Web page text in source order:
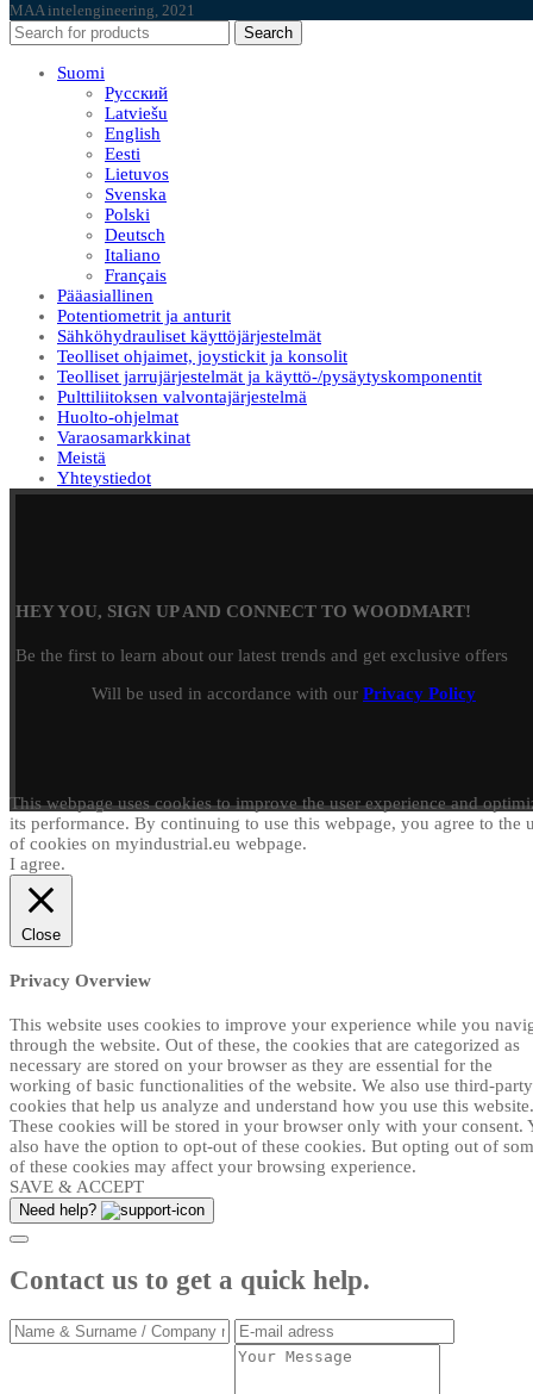
MAA intelengineering, 2021
Search
Suomi
Русский
Latviešu
English
Eesti
Lietuvos
Svenska
Polski
Deutsch
Italiano
Français
Pääasiallinen
Potentiometrit ja anturit
Sähköhydrauliset käyttöjärjestelmät
Teolliset ohjaimet, joystickit ja konsolit
Teolliset jarrujärjestelmät ja käyttö-/pysäytyskomponentit
Pulttiliitoksen valvontajärjestelmä
Huolto-ohjelmat
Varaosamarkkinat
Meistä
Yhteystiedot
HEY YOU, SIGN UP AND CONNECT TO WOODMART!
Be the first to learn about our latest trends and get exclusive offers
Will be used in accordance with our Privacy Policy
This webpage uses cookies to improve the user experience and
its performance. By continuing to use this webpage, you agree to the
of cookies on myindustrial.eu webpage.
I agree.
Close
Privacy Overview
This website uses cookies to improve your experience while you
through the website. Out of these, the cookies that are categorized as
necessary are stored on your browser as they are essential for the
working of basic functionalities of the website. We also use third-party
cookies that help us analyze and understand how you use this website.
These cookies will be stored in your browser only with your consent.
also have the option to opt-out of these cookies. But opting out of
of these cookies may affect your browsing experience.
SAVE & ACCEPT
Need help?
Contact us to get a quick help.